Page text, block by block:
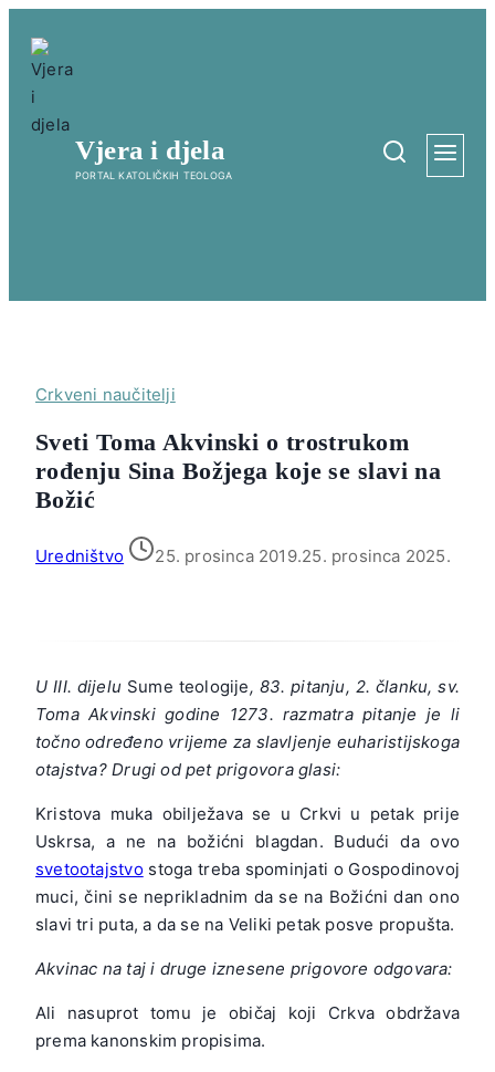
content
Vjera i djela
PORTAL KATOLIČKIH TEOLOGA
Crkveni naučitelji
Sveti Toma Akvinski o trostrukom
rođenju Sina Božjega koje se slavi na
Božić
Uredništvo 25. prosinca 2019.25. prosinca 2025.
U III. dijelu Sume teologije, 83. pitanju, 2. članku, sv.
Toma Akvinski godine 1273. razmatra pitanje je li
točno određeno vrijeme za slavljenje euharistijskoga
otajstva? Drugi od pet prigovora glasi:
Kristova muka obilježava se u Crkvi u petak prije
Uskrsa, a ne na božićni blagdan. Budući da ovo
svetootajstvostoga treba spominjati o Gospodinovoj
muci, čini se neprikladnim da se na Božićni dan ono
slavi tri puta, a da se na Veliki petak posve propušta.
Akvinac na taj i druge iznesene prigovore odgovara:
Ali nasuprot tomu je običaj koji Crkva obdržava
prema kanonskim propisima.